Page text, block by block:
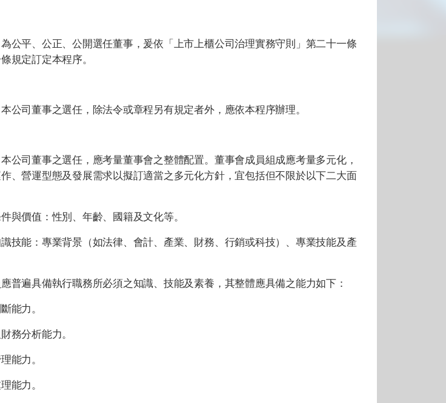
平、公正、公開選任董事，爰依「上市上櫃公司治理實務守則」第二十一條
規定訂定本程序。
司董事之選任，除法令或章程另有規定者外，應依本程序辦理。
司董事之選任，應考量董事會之整體配置。董事會成員組成應考量多元化，
、營運型態及發展需求以擬訂適當之多元化方針，宜包括但不限於以下二大面
與價值：性別、年齡、國籍及文化等。
技能：專業背景（如法律、會計、產業、財務、行銷或科技）、專業技能及產
普遍具備執行職務所必須之知識、技能及素養，其整體應具備之能力如下：
能力。
務分析能力。
能力。
能力。